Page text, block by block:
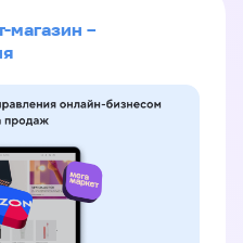
магазин –